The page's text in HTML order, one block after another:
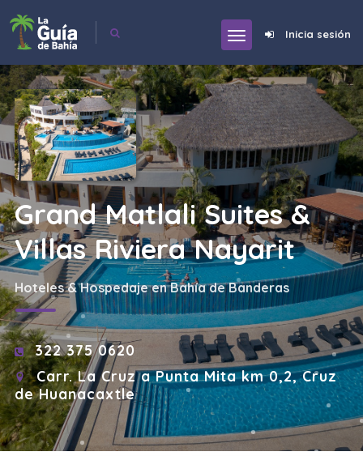
Inicia sesión
Grand Matlali Suites &
Villas Riviera Nayarit
Hoteles & Hospedaje en Bahía de Banderas
322 375 0620
Carr. La Cruz a Punta Mita km 0,2, Cruz
de Huanacaxtle